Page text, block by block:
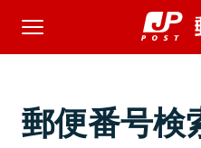
郵便番号検